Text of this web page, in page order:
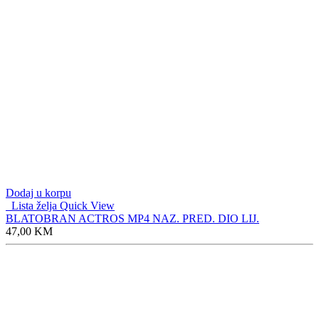
Dodaj u korpu
Lista želja Quick View
BLATOBRAN ACTROS MP4 NAZ. PRED. DIO LIJ.
47,00 KM